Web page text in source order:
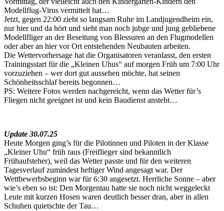
Modellflug-Virus vermittelt hat…
Jetzt, gegen 22:00 zieht so langsam Ruhe im Landjugendheim ein,
nur hier und da hört und sieht man noch jubge und jung gebliebene
Modellfliger an der Beseitung von Blessuren an den Flugmodellen
oder aber an hier vor Ort entstehenden Neubauten arbeiten.
Die Wettervorhersage hat die Organisatoren veranlasst, den ersten
Trainingsstart für die „Kleinen Uhus“ auf morgen Früh um 7:00 Uhr
vorzuziehen – wer dort gut aussehen möchte, hat seinen
Schönheitsschlaf bereits begonnen…
PS: Weitere Fotos werden nachgereicht, wenn das Wetter für’s
Fliegen nicht geeignet ist und kein Baudienst ansteht…
Update 30.07.25
Heute Morgen ging’s für die Pilotinnen und Piloten in der Klasse
„Kleiner Uhu“ früh raus (Freiflieger sind bekanntlich
Frühaufsteher), weil das Wetter passte und für den weiteren
Tagesverlauf zumindest heftiger Wind angesagt war. Der
Wettbewerbsbeginn war für 6:30 angesetzt. Herrliche Sonne – aber
wie’s eben so ist: Den Morgentau hatte sie noch nicht weggeleckt
Leute mit kurzen Hosen waren deutlich besser dran, aber in allen
Schuhen quietschte der Tau…